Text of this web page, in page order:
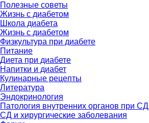
Полезные советы
Жизнь с диабетом
Школа диабета
Жизнь с диабетом
Физкультура при диабете
Питание
Диета при диабете
Напитки и диабет
Кулинарные рецепты
Литература
Эндокринология
Патология внутренних органов при СД
СД и хирургические заболевания